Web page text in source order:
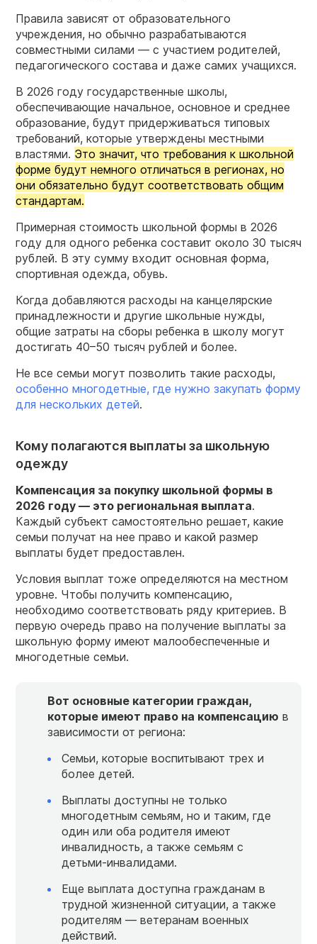
Правила зависят от образовательного
учреждения, но обычно разрабатываются
совместными силами — с участием родителей,
педагогического состава и даже самих учащихся.
В 2026 году государственные школы,
обеспечивающие начальное, основное и среднее
образование, будут придерживаться типовых
требований, которые утверждены местными
властями. Это значит, что требования к школьной
форме будут немного отличаться в регионах, но
они обязательно будут соответствовать общим
стандартам.
Примерная стоимость школьной формы в 2026
году для одного ребенка составит около 30 тысяч
рублей. В эту сумму входит основная форма,
спортивная одежда, обувь.
Когда добавляются расходы на канцелярские
принадлежности и другие школьные нужды,
общие затраты на сборы ребенка в школу могут
достигать 40–50 тысяч рублей и более.
Не все семьи могут позволить такие расходы,
особенно многодетные, где нужно закупать форму
для нескольких детей.
Кому полагаются выплаты за школьную
одежду
Компенсация за покупку школьной формы в
2026 году — это региональная выплата.
Каждый субъект самостоятельно решает, какие
семьи получат на нее право и какой размер
выплаты будет предоставлен.
Условия выплат тоже определяются на местном
уровне. Чтобы получить компенсацию,
необходимо соответствовать ряду критериев. В
первую очередь право на получение выплаты за
школьную форму имеют малообеспеченные и
многодетные семьи.
Вот основные категории граждан,
которые имеют право на компенсацию в
зависимости от региона:
Семьи, которые воспитывают трех и
более детей.
Выплаты доступны не только
многодетным семьям, но и таким, где
один или оба родителя имеют
инвалидность, а также семьям с
детьми-инвалидами.
Еще выплата доступна гражданам в
трудной жизненной ситуации, а также
родителям — ветеранам военных
действий.